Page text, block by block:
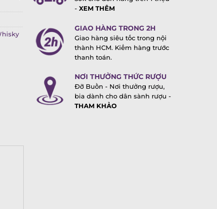
- XEM THÊM
GIAO HÀNG TRONG 2H
Giao hàng siêu tốc trong nội
thành HCM. Kiểm hàng trước
thanh toán.
NƠI THƯỞNG THỨC RƯỢU
Đỡ Buồn - Nơi thưởng rượu,
bia dành cho dân sành rượu -
THAM KHẢO